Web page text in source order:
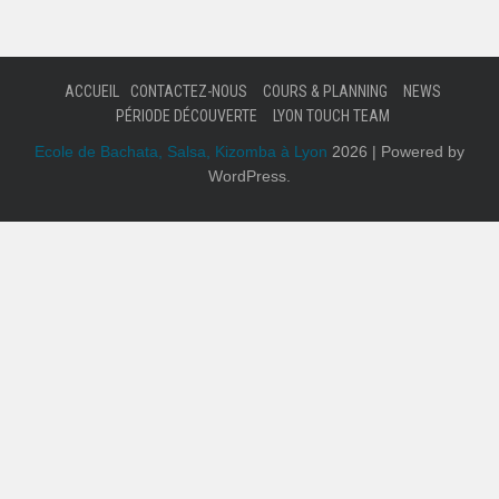
ACCUEIL CONTACTEZ-NOUS COURS & PLANNING
NEWS
PÉRIODE DÉCOUVERTE
LYON TOUCH TEAM
Ecole de Bachata, Salsa, Kizomba à Lyon 2026 | Powered by
WordPress.